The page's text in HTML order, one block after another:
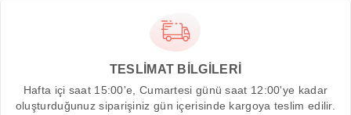
TESLİMAT BİLGİLERİ
Hafta içi saat 15:00'e, Cumartesi günü saat 12:00'ye kadar
oluşturduğunuz siparişiniz gün içerisinde kargoya teslim edilir.